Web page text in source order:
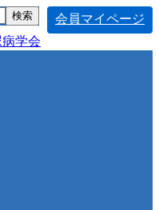
会員マイページ